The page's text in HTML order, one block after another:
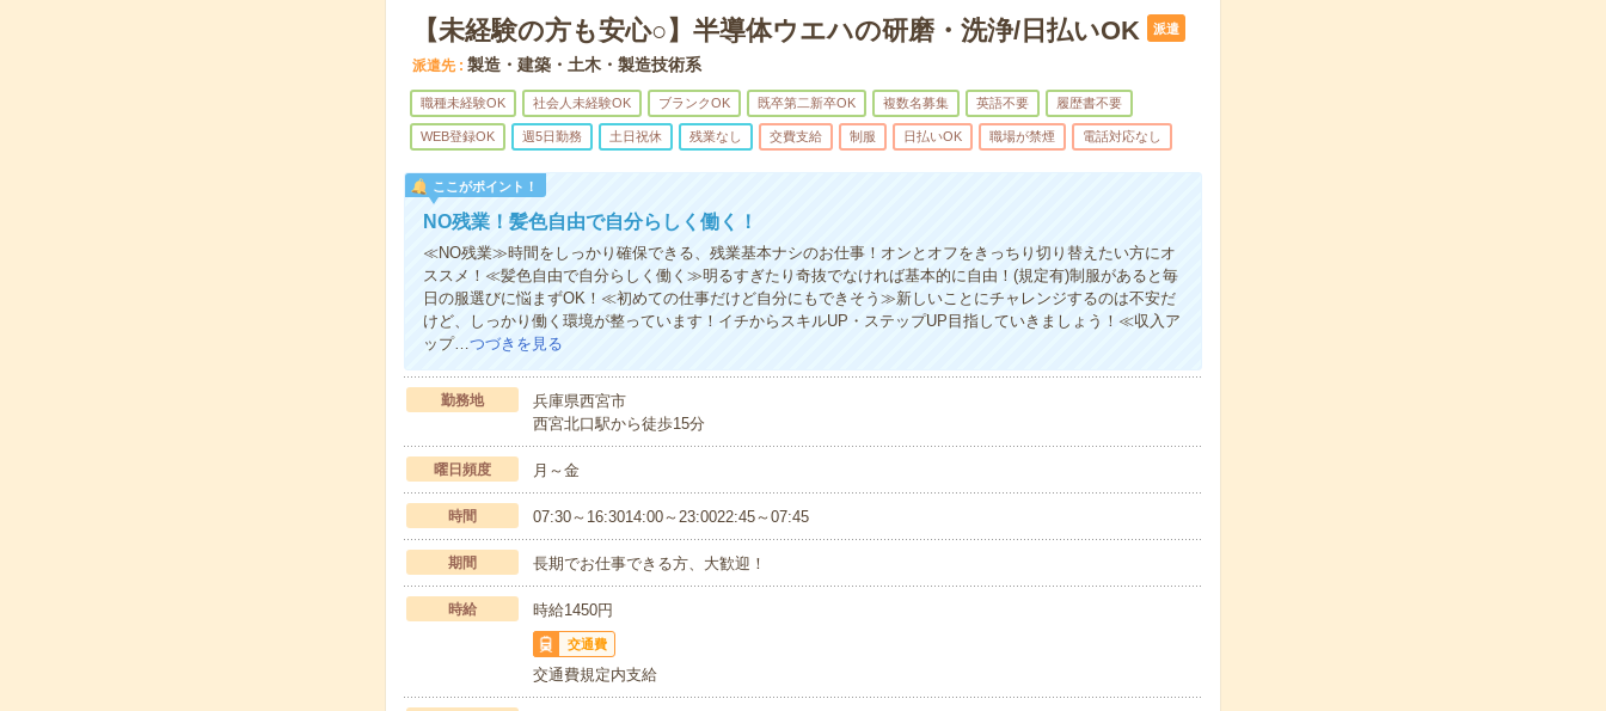
【未経験の方も安心○】半導体ウエハの研磨・洗浄/日払いOK 派遣
派遣先 製造・建築・土木・製造技術系
職種未経験OK 社会人未経験OK ブランクOK 既卒第二新卒OK 複数名募集 英語不要 履歴書不要
WEB登録OK 週5日勤務 土日祝休 残業なし 交費支給 制服 日払いOK 職場が禁煙 電話対応なし
ここがポイント！
NO残業！髪色自由で自分らしく働く！
≪NO残業≫時間をしっかり確保できる、残業基本ナシのお仕事！オンとオフをきっちり切り替えたい方にオ
ススメ！≪髪色自由で自分らしく働く≫明るすぎたり奇抜でなければ基本的に自由！(規定有)制服があると毎
日の服選びに悩まずOK！≪初めての仕事だけど自分にもできそう≫新しいことにチャレンジするのは不安だ
けど、しっかり働く環境が整っています！イチからスキルUP・ステップUP目指していきましょう！≪収入ア
ップ…つづきを見る
勤務地
兵庫県西宮市
西宮北口駅から徒歩15分
曜日頻度 月～金
時間 07:30～16:3014:00～23:0022:45～07:45
期間 長期でお仕事できる方、大歓迎！
時給 時給1450円
交通費
交通費規定内支給